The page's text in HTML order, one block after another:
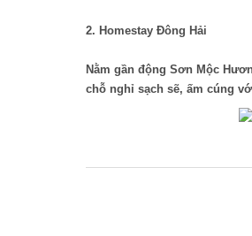
2. Homestay Đông Hải
Nằm gần động Sơn Mộc
chỗ nghỉ sạch sẽ, ấm cúng